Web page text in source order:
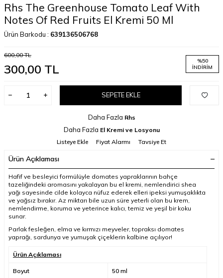
Rhs The Greenhouse Tomato Leaf With
Notes Of Red Fruits El Kremi 50 Ml
Ürün Barkodu : 639136506768
600,00TL
300,00 TL
%50
İNDIRIM
SEPETE EKLE
Daha Fazla Rhs
Daha Fazla El Kremi ve Losyonu
Listeye Ekle
Fiyat Alarmı Tavsiye Et
Ürün Açıklaması
Hafif ve besleyici formülüyle domates yapraklarının bahçe
tazeliğindeki aromasını yakalayan bu el kremi, nemlendirici shea
yağı sayesinde cilde kolayca nüfuz ederek elleri ipeksi yumuşaklıkta
ve yağsız bırakır. Az miktarı bile uzun süre yeterli olan bu krem,
nemlendirme, koruma ve yeterince kalıcı, temiz ve yeşil bir koku
sunar.
Parlak fesleğen, elma ve kırmızı meyveler, topraksı domates
yaprağı, sardunya ve yumuşak çiçeklerin kalbine açılıyor!
Ürün Açıklaması
Boyut 50 ml